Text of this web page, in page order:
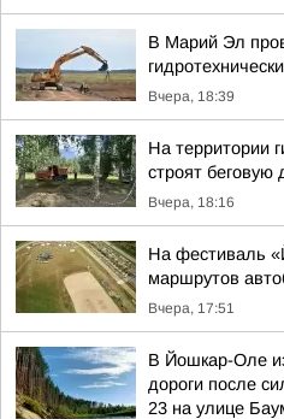
В Марий Эл
Вчера, 18:39
На территории
строят беговую
Вчера, 18:16
На фестиваль
маршрутов
Вчера, 17:51
В Йошкар-Оле
дороги после
23 на улице